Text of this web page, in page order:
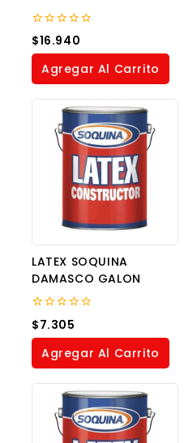
0
out
of
$16.940
Agregar Al Carrito
LATEX SOQUINA
DAMASCO GALON
0
out
of
$7.305
Agregar Al Carrito